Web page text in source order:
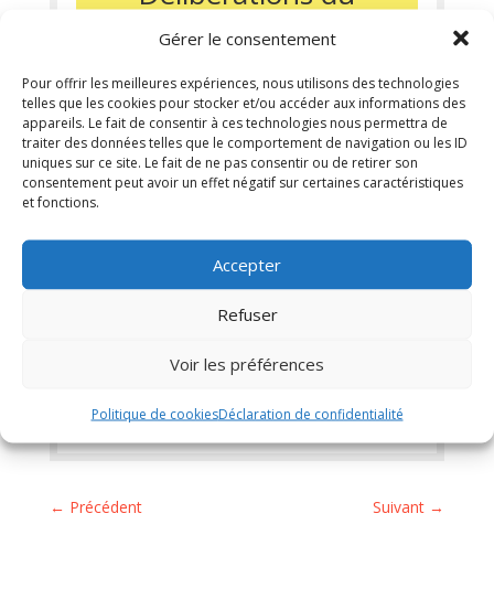
Gérer le consentement
Pour offrir les meilleures expériences, nous utilisons des technologies
telles que les cookies pour stocker et/ou accéder aux informations des
appareils. Le fait de consentir à ces technologies nous permettra de
traiter des données telles que le comportement de navigation ou les ID
uniques sur ce site. Le fait de ne pas consentir ou de retirer son
consentement peut avoir un effet négatif sur certaines caractéristiques
et fonctions.
Accepter
Refuser
Voir les préférences
Politique de cookiesDéclaration de confidentialité
conseil municipal
du 07/07/2023
Télécharger
Compte rendu du conseil municipal du
Liste des délibérations de conseil
← Précédent Suivant →